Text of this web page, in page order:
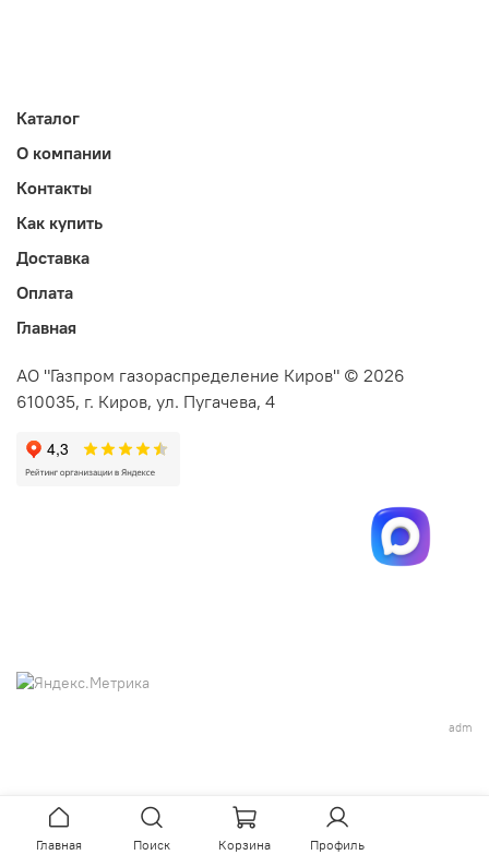
Каталог
О компании
Контакты
Как купить
Доставка
Оплата
Главная
АО "Газпром газораспределение Киров" © 2026
610035, г. Киров, ул. Пугачева, 4
adm
Главная Поиск Корзина Профиль